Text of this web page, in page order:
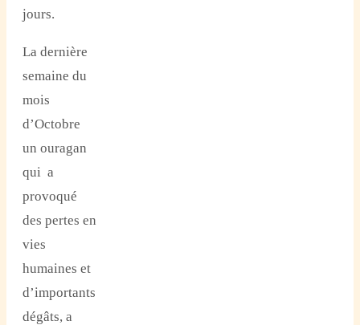
jours.
La dernière
semaine du
mois
d’Octobre
un ouragan
qui a
provoqué
des pertes en
vies
humaines et
d’importants
dégâts, a